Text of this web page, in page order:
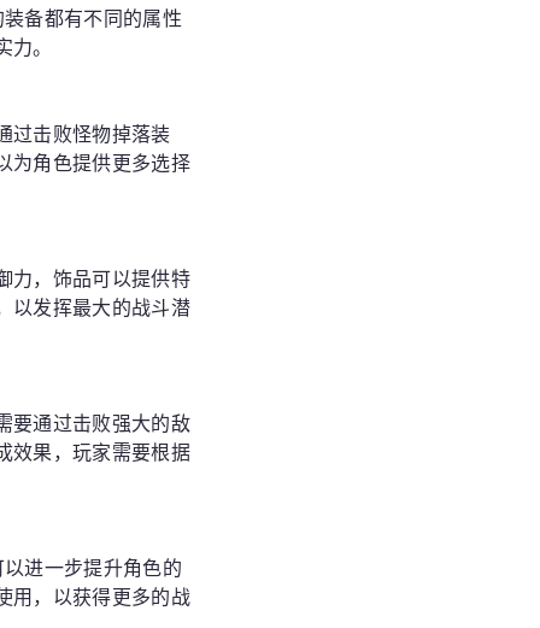
备都有不同的属性
。
过击败怪物掉落装
为角色提供更多选择
力，饰品可以提供特
以发挥最大的战斗潜
要通过击败强大的敌
效果，玩家需要根据
进一步提升角色的
用，以获得更多的战